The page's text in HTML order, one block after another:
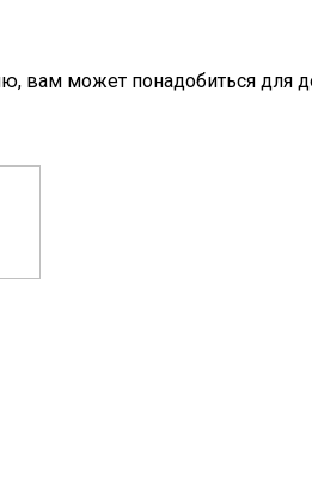
вам может понадобиться для